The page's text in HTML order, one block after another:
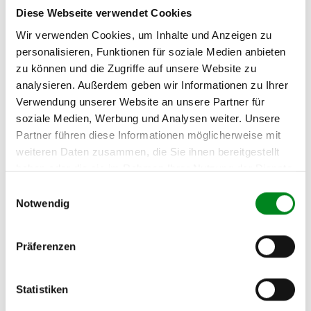
Diese Webseite verwendet Cookies
Wir verwenden Cookies, um Inhalte und Anzeigen zu
personalisieren, Funktionen für soziale Medien anbieten
zu können und die Zugriffe auf unsere Website zu
analysieren. Außerdem geben wir Informationen zu Ihrer
Verwendung unserer Website an unsere Partner für
soziale Medien, Werbung und Analysen weiter. Unsere
Partner führen diese Informationen möglicherweise mit
weiteren Daten zusammen, die Sie ihnen bereitgestellt
haben oder die sie im Rahmen Ihrer Nutzung der Dienste
Notwendig
Präferenzen
Statistiken
Oder einfachim Chatnachfragen.
Hersteller/EU Verantwortliche
Person
Hersteller
Unternehmensname:
TMC Turbolader Manufaktur Coesfeld
E-Mail:
02541/8483601